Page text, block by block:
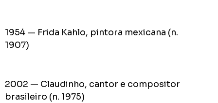
1954 — Frida Kahlo, pintora mexicana (n.
1907)
2002 — Claudinho, cantor e compositor
brasileiro (n. 1975)